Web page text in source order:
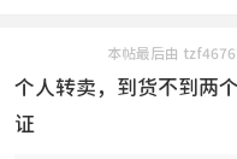
本帖最后由
个人转卖，到货不到两
证